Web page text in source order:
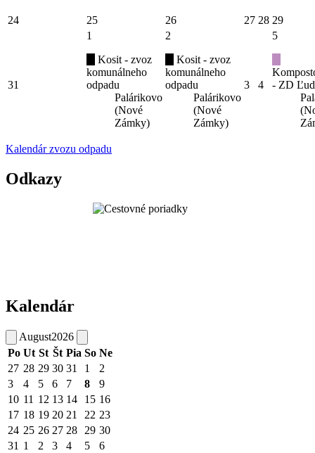
24 25 26 27 28 29
31
1
Kosit - zvoz
komunálneho
odpadu
Palárikovo
(Nové
Zámky)
2
Kosit - zvoz
komunálneho
odpadu
Palárikovo
(Nové
Zámky)
3 4
5
- ZD
Kalendár zvozu odpadu
Odkazy
Kalendár
August2026
Po Ut St Št Pia So Ne
27 28 29 30 31 1
2
3
4 5 6 7 8
9
10 11 12 13 14 15 16
17 18 19 20 21 22 23
24 25 26 27 28 29 30
31 1 2 3 4 5 6